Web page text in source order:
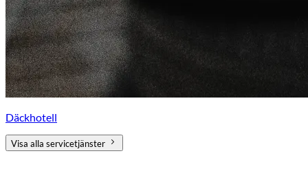
Däckhotell
Visa alla servicetjänster